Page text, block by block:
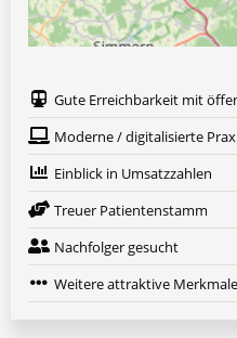
Gute Erreichbarkeit mit
Moderne / digitalisierte
Einblick in Umsatzzahlen
Treuer Patientenstamm
Nachfolger gesucht
Weitere attraktive Merkmale